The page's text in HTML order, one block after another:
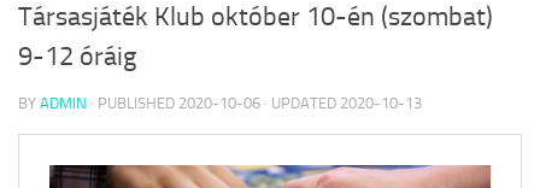
Társasjáték Klub október 10-én (szombat)
9-12 óráig
BY ADMIN · PUBLISHED 2020-10-06 · UPDATED 2020-10-13